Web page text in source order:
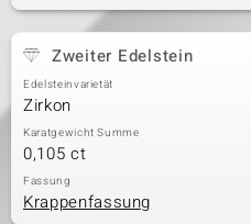
Zweiter Edelstein
Edelsteinvarietät
Zirkon
Karatgewicht Summe
0,105 ct
Fassung
Krappenfassung